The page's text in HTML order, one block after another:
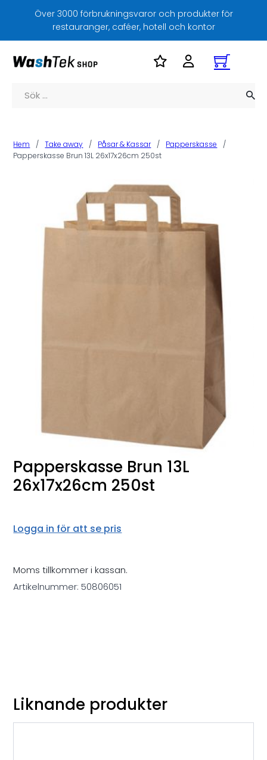
Över 3000 förbrukningsvaror och produkter för
restauranger, caféer, hotell och kontor
Sök
Hem / Take away / Påsar & Kassar / Papperskasse
/
Papperskasse Brun 13L 26x17x26cm 250st
Papperskasse Brun 13L
26x17x26cm 250st
Logga in för att se pris
Moms tillkommer i kassan.
Artikelnummer:50806051
Liknande produkter